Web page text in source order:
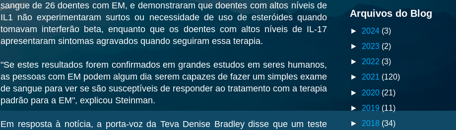
sangue de 26 doentes com EM, e demonstraram que doentes com altos níveis de
IL1 não experimentaram surtos ou necessidade de uso de esteróides quando
tomavam interferão beta, enquanto que os doentes com altos níveis de IL-17
apresentaram sintomas agravados quando seguiram essa terapia.
"Se estes resultados forem confirmados em grandes estudos em seres humanos,
as pessoas com EM podem algum dia serem capazes de fazer um simples exame
de sangue para ver se são susceptíveis de responder ao tratamento com a terapia
padrão para a EM", explicou Steinman.
Em resposta à notícia, a porta-voz da Teva Denise Bradley disse que um teste
Arquivos do Blog
► 2024 (3)
► 2023 (2)
► 2022 (3)
► 2021 (120)
► 2020 (21)
► 2019 (11)
► 2018 (34)